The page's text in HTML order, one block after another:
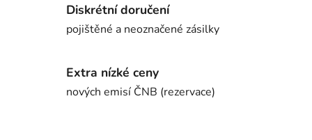
Diskrétní doručení
pojištěné a neoznačené zásilky
Extra nízké ceny
nových emisí ČNB (rezervace)